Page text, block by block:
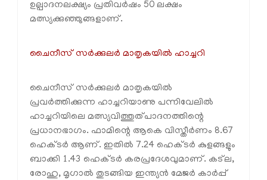
ഉല്പാദനലക്ഷ്യം പ്രതിവര്‍ഷം 50 ലക്ഷം
മത്സ്യക്കുഞ്ഞുങ്ങളാണ്.
ചൈനീസ് സര്‍ക്കുലര്‍ മാതൃകയില്‍ ഹാച്ചറി
ചൈനീസ് സര്‍ക്കുലര്‍ മാതൃകയില്‍
പ്രവര്‍ത്തിക്കുന്ന ഹാച്ചറിയാണു പന്നിവേലില്‍
ഹാച്ചറിയിലെ മത്സ്യവിത്തുത്പാദനത്തിന്റെ
പ്രധാനഭാഗം. ഫാമിന്റെ ആകെ വിസ്തീര്‍ണം 8.67
ഹെക്ടര്‍ ആണ്. ഇതില്‍ 7.24 ഹെക്ടര്‍ കുളങ്ങളും
ബാക്കി 1.43 ഹെക്ടര്‍ കരപ്രദേശവുമാണ്. കട്ല,
രോഹു, മൃഗാല്‍ തുടങ്ങിയ ഇന്ത്യന്‍ മേജര്‍ കാര്‍പ്പ്